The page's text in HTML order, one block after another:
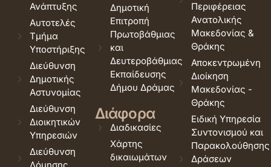
Ανάπτυξης
Αυτοτελές
Τμήμα
Υποστήριξης
Διεύθυνση
Δημοτικής
Αστυνομίας
Διεύθυνση
Διοικητικών
Υπηρεσιών
Διεύθυνση
Δημοτική
Επιτροπή
Πρωτοβάθμιας
και
Δευτεροβάθμιας
Εκπαίδευσης
Δήμου Δράμας
Διάφορα
Διαδικασίες
Χάρτης
δικαιωμάτων
Περιφέρειας
Ανατολικής
Μακεδονίας &
Θράκης
Αποκεντρωμένη
Διοίκηση
Μακεδονίας -
Θράκης
Ειδική Υπηρεσία
Συντονισμού και
Παρακολούθησης
Δράσεων